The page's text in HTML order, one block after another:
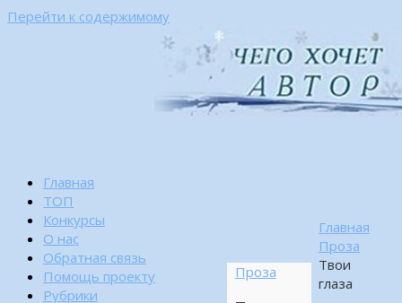
Перейти к содержимому
Главная
ТОП
Конкурсы
О нас
Обратная связь
Помощь проекту
Рубрики
Главная
Проза
Твои
глаза
Проза